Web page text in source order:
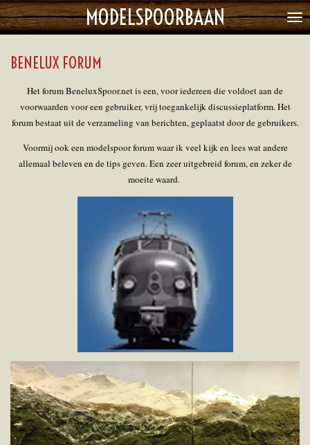
Ga
direct
de
MODELSPOORBAAN
BENELUX FORUM
Het forum BeneluxSpoor.net is een, voor iedereen die voldoet aan de
voorwaarden voor een gebruiker, vrij toegankelijk discussieplatform. Het
forum bestaat uit de verzameling van berichten, geplaatst door de gebruikers.
Voormij ook een modelspoor forum waar ik veel kijk en lees wat andere
allemaal beleven en de tips geven. Een zeer uitgebreid forum, en zeker de
moeite waard.